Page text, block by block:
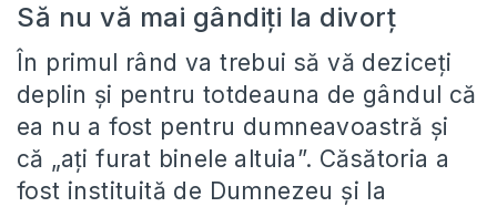
Să nu vă mai gândiți la divorț
În primul rând va trebui să vă deziceți
deplin și pentru totdeauna de gândul că
ea nu a fost pentru dumneavoastră și
că „ați furat binele altuia”. Căsătoria a
fost instituită de Dumnezeu și la